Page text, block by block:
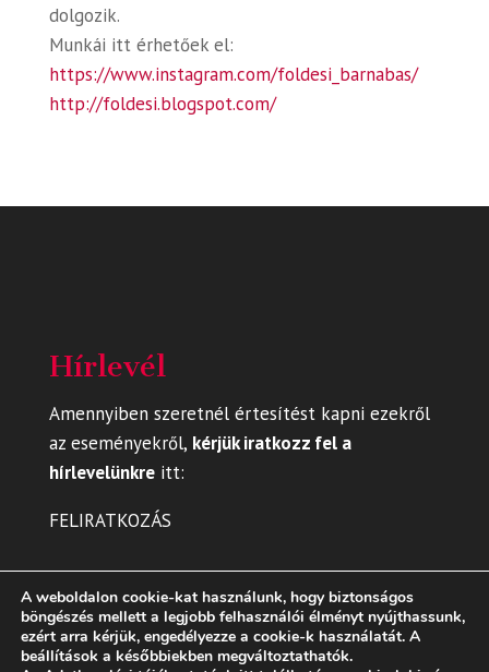
dolgozik.
Munkái itt érhetőek el:
https://www.instagram.com/foldesi_barnabas/
http://foldesi.blogspot.com/
Hírlevél
Amennyiben szeretnél értesítést kapni ezekről
az eseményekről, kérjük iratkozz fel a
hírlevelünkreitt:
FELIRATKOZÁS
A weboldalon cookie-kat használunk, hogy biztonságos
böngészés mellett a legjobb felhasználói élményt nyújthassunk,
ezért arra kérjük, engedélyezze a cookie-k használatát. A
beállítások a későbbiekben megváltoztathatók.